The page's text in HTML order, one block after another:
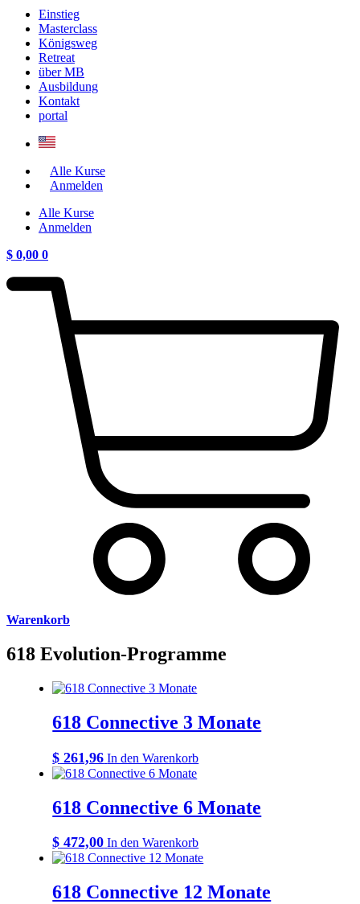
Einstieg
Masterclass
Königsweg
Retreat
über MB
Ausbildung
Kontakt
portal
Alle Kurse
Anmelden
Alle Kurse
Anmelden
$ 0,00 0
Warenkorb
618 Evolution-Programme
618 Connective 3 Monate
$ 261,96 In den Warenkorb
618 Connective 6 Monate
$ 472,00 In den Warenkorb
618 Connective 12 Monate